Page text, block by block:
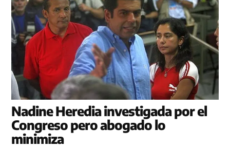
Nadine Heredia investigada por el
Congreso pero abogado lo
minimiza